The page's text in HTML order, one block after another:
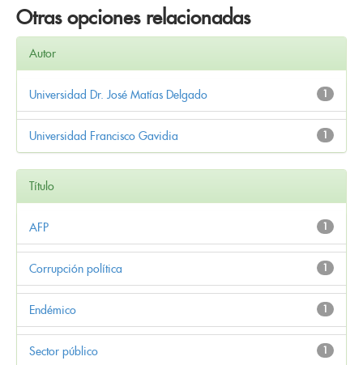
Otras opciones relacionadas
Autor
1
Universidad Dr. José Matías Delgado
1
Universidad Francisco Gavidia
Título
1
AFP
1
Corrupción política
1
Endémico
1
Sector público